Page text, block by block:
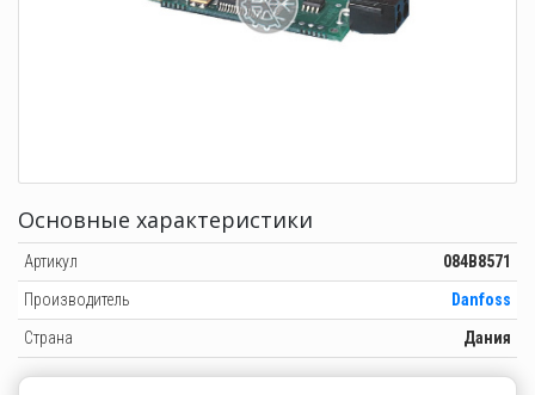
Основные характеристики
Артикул
084B8571
Производитель
Danfoss
Страна
Дания